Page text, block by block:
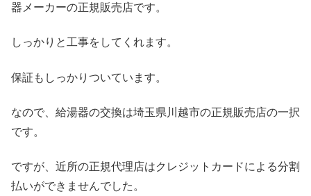
器メーカーの正規販売店です。
しっかりと工事をしてくれます。
保証もしっかりついています。
なので、給湯器の交換は埼玉県川越市の正規販売店の一択
です。
ですが、近所の正規代理店はクレジットカードによる分割
払いができませんでした。